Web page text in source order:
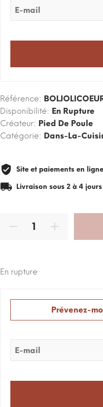
Référence:
Disponibilité: En Rupture
Créateur: Pied De Poule
Catégorie: Dans-La-
Site et paiements en
Livraison sous 2 à 4
En rupture
Prévenez-